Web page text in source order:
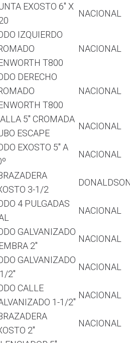
EXOSTO 6″ X
NACIONAL
IZQUIERDO
T800
NACIONAL
DERECHO
T800
NACIONAL
5″ CROMADA
ESCAPE
NACIONAL
EXOSTO 5″ A
NACIONAL
3-1/2
4 PULGADAS
NACIONAL
GALVANIZADO
2″
NACIONAL
GALVANIZADO
2″
NACIONAL
CALLE
1-1/2″
NACIONAL
2″
NACIONAL